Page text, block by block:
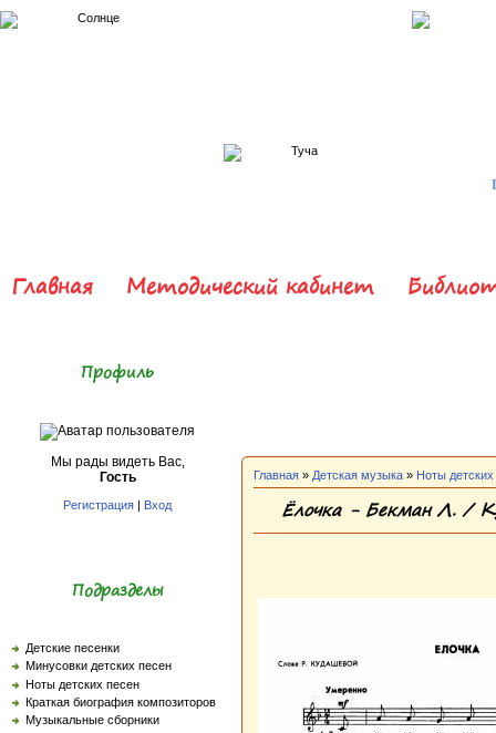
Главная Методический кабинет
Профиль
Мы рады видеть Вас,
Гость
Регистрация | Вход
Подразделы
Детские песенки
Минусовки детских песен
Ноты детских песен
Краткая биография композиторов
Музыкальные сборники
Главная » Детская музыка » Ноты
Ёлочка - Бекман Л. /